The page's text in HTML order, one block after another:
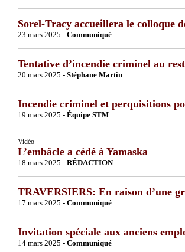
Sorel-Tracy accueillera le colloque
23 mars 2025 - Communiqué
Tentative d’incendie criminel au
20 mars 2025 - Stéphane Martin
Incendie criminel et perquisitions
19 mars 2025 - Équipe STM
Vidéo
L’embâcle a cédé à Yamaska
18 mars 2025 - RÉDACTION
TRAVERSIERS: En raison d’une
17 mars 2025 - Communiqué
Invitation spéciale aux anciens
14 mars 2025 - Communiqué